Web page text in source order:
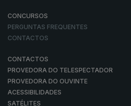
CONCURSOS
PERGUNTAS FREQUENTES
CONTACTOS
CONTACTOS
PROVEDORA DO TELESPECTADOR
PROVEDORA DO OUVINTE
ACESSIBILIDADES
SATÉLITES